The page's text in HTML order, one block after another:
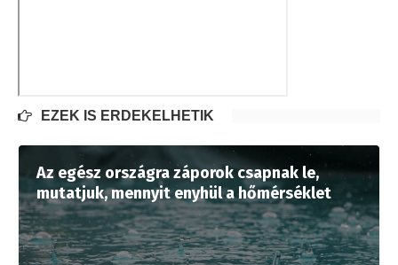
EZEK IS ÉRDEKELHETIK
Az egész országra záporok csapnak le,
mutatjuk, mennyit enyhül a hőmérséklet